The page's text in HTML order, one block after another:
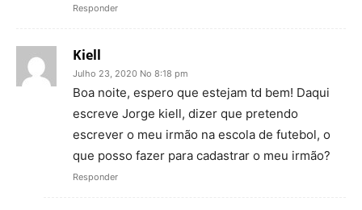
Responder
Kiell
Julho 23, 2020 No 8:18 pm
Boa noite, espero que estejam td bem! Daqui
escreve Jorge kiell, dizer que pretendo
escrever o meu irmão na escola de futebol, o
que posso fazer para cadastrar o meu irmão?
Responder